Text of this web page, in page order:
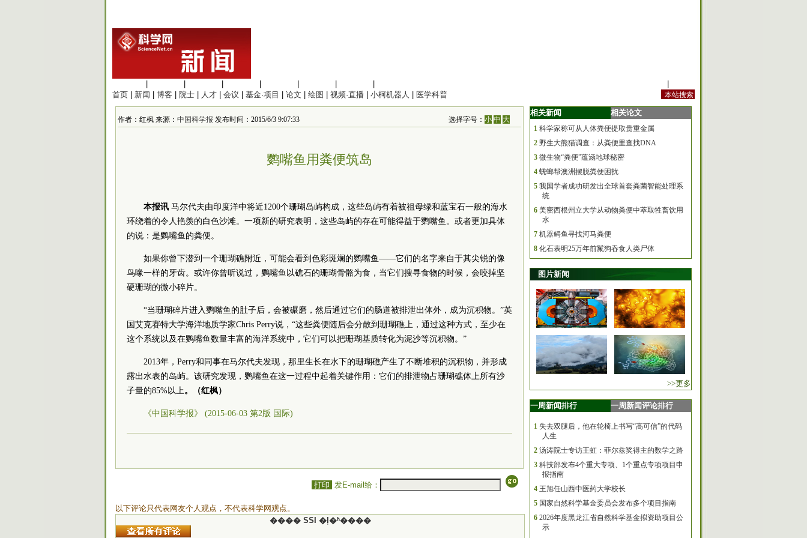
首页
新闻 博客 院士 人才 会议 基金·项目 论文 绘图 视频·直播 小柯机器人 医学科普
作者：红枫 来源： 中国科学报 发布时间：2015/6/3 9:07:33 选择字号：小 中 大
鹦嘴鱼用粪便筑岛
本报讯 马尔代夫由印度洋中将近1200个珊瑚岛屿构成，这些岛屿有着被祖母绿和蓝宝石一般的海水
环绕着的令人艳羡的白色沙滩。一项新的研究表明，这些岛屿的存在可能得益于鹦嘴鱼。或者更加具体
的说：是鹦嘴鱼的粪便。
如果你曾下潜到一个珊瑚礁附近，可能会看到色彩斑斓的鹦嘴鱼——它们的名字来自于其尖锐的像
鸟喙一样的牙齿。或许你曾听说过，鹦嘴鱼以礁石的珊瑚骨骼为食，当它们搜寻食物的时候，会咬掉坚
硬珊瑚的微小碎片。
“当珊瑚碎片进入鹦嘴鱼的肚子后，会被碾磨，然后通过它们的肠道被排泄出体外，成为沉积物。”英
国艾克赛特大学海洋地质学家Chris Perry说，“这些粪便随后会分散到珊瑚礁上，通过这种方式，至少在
这个系统以及在鹦嘴鱼数量丰富的海洋系统中，它们可以把珊瑚基质转化为泥沙等沉积物。”
2013年，Perry和同事在马尔代夫发现，那里生长在水下的珊瑚礁产生了不断堆积的沉积物，并形成
露出水表的岛屿。该研究发现，鹦嘴鱼在这一过程中起着关键作用：它们的排泄物占珊瑚礁体上所有沙
子量的85%以上。（红枫）
《中国科学报》 (2015-06-03 第2版 国际)
打印 发E-mail给：
以下评论只代表网友个人观点，不代表科学网观点。
���� SSI �ļ�ʱ����
相关新闻 相关论文
1 科学家称可从人体粪便提取贵重金属
2 野生大熊猫调查：从粪便里查找DNA
3 微生物“粪便”蕴涵地球秘密
4 蜣螂帮澳洲摆脱粪便困扰
5 我国学者成功研发出全球首套粪菌智能处理系
统
6 美密西根州立大学从动物粪便中萃取牲畜饮用
水
7 机器鳄鱼寻找河马粪便
8 化石表明25万年前鬣狗吞食人类尸体
图片新闻
>>更多
一周新闻排行 一周新闻评论排行
1 失去双腿后，他在轮椅上书写“高可信”的代码
人生
2 汤涛院士专访王虹：菲尔兹奖得主的数学之路
3 科技部发布4个重大专项、1个重点专项项目申
报指南
4 王旭任山西中医药大学校长
5 国家自然科学基金委员会发布多个项目指南
6 2026年度黑龙江省自然科学基金拟资助项目公
示